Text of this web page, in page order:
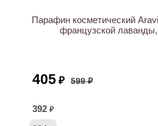
Парафин косметический
французской лаванды,
405 ₽ 599 ₽
392 ₽